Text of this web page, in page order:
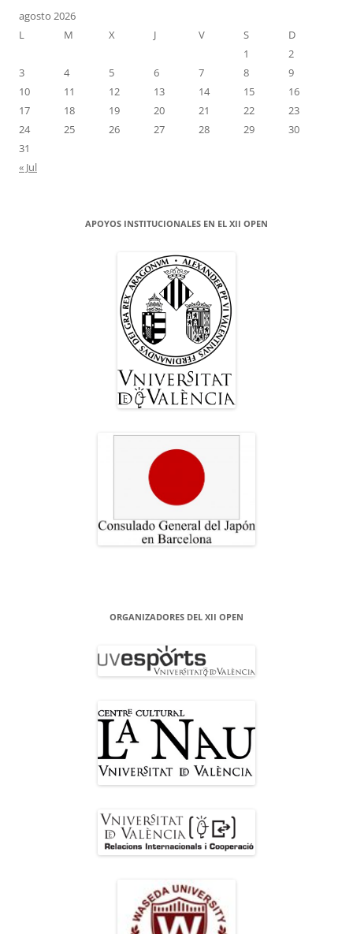
agosto 2026
L
M X J V S
D
1
2
3
4 5 6 7 8
9
10
11 12 13 14 15
16
17
18 19 20 21 22
23
24
25 26 27 28 29
30
31
« Jul
APOYOS INSTITUCIONALES EN EL XII OPEN
ORGANIZADORES DEL XII OPEN